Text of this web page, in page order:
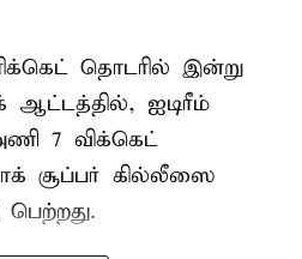
தொடரில் இன்று
ஐடிரீம்
7 விக்கெட்
சூப்பர் கில்லீஸை